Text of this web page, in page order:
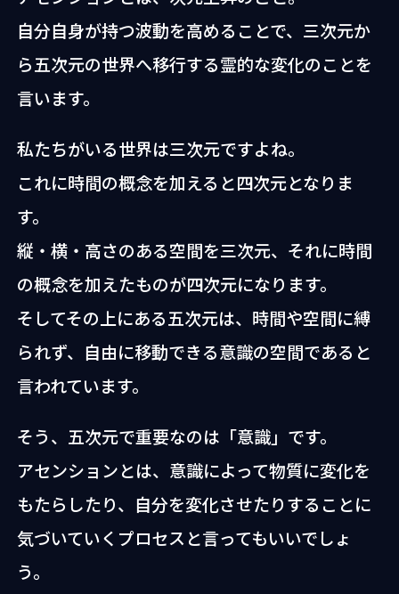
自分自身が持つ波動を高めることで、三次元か
ら五次元の世界へ移行する霊的な変化のことを
言います。
私たちがいる世界は三次元ですよね。
これに時間の概念を加えると四次元となりま
す。
縦・横・高さのある空間を三次元、それに時間
の概念を加えたものが四次元になります。
そしてその上にある五次元は、時間や空間に縛
られず、自由に移動できる意識の空間であると
言われています。
そう、五次元で重要なのは「意識」です。
アセンションとは、意識によって物質に変化を
もたらしたり、自分を変化させたりすることに
気づいていくプロセスと言ってもいいでしょ
う。